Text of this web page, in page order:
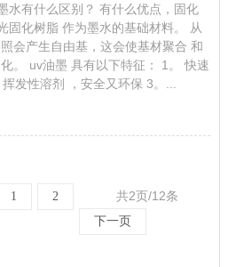
水有什么区别？ 有什么优点，固化
固化树脂 作为墨水的基础材料。 从
会产生自由基，这会使基材聚合 和
。 uv油墨 具有以下特征： 1。 快速
发性溶剂 ，安全又环保 3。...
共2页/12条
1
2
下一页